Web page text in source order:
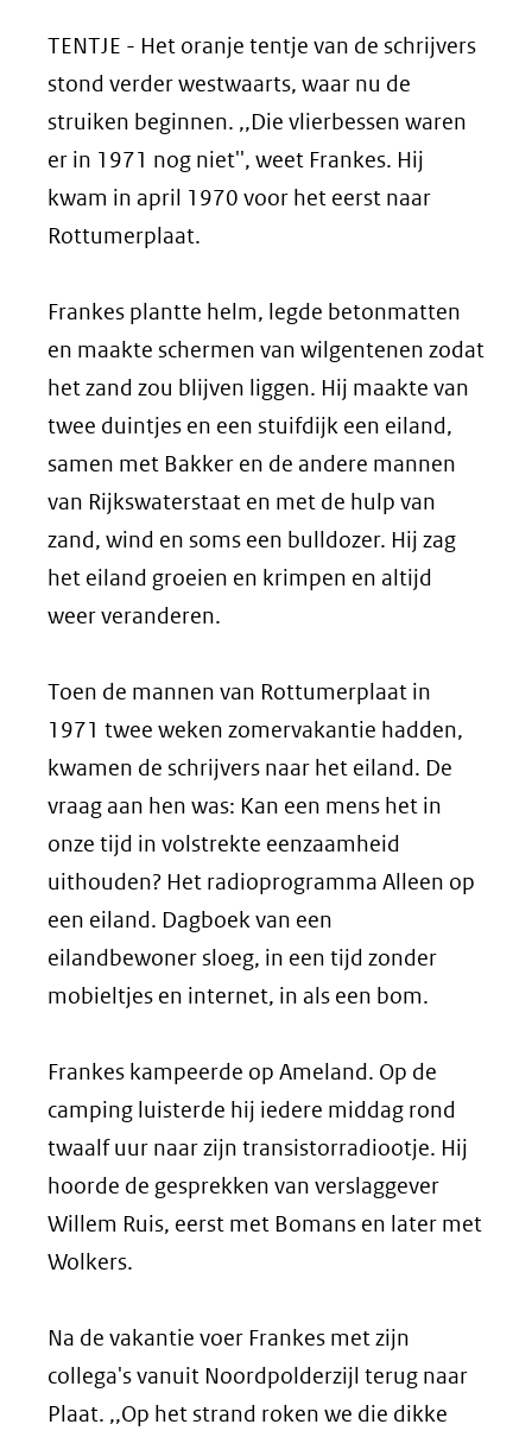
TENTJE - Het oranje tentje van de schrijvers
stond verder westwaarts, waar nu de
struiken beginnen. ,,Die vlierbessen waren
er in 1971 nog niet'', weet Frankes. Hij
kwam in april 1970 voor het eerst naar
Rottumerplaat.
Frankes plantte helm, legde betonmatten
en maakte schermen van wilgentenen zodat
het zand zou blijven liggen. Hij maakte van
twee duintjes en een stuifdijk een eiland,
samen met Bakker en de andere mannen
van Rijkswaterstaat en met de hulp van
zand, wind en soms een bulldozer. Hij zag
het eiland groeien en krimpen en altijd
weer veranderen.
Toen de mannen van Rottumerplaat in
1971 twee weken zomervakantie hadden,
kwamen de schrijvers naar het eiland. De
vraag aan hen was: Kan een mens het in
onze tijd in volstrekte eenzaamheid
uithouden? Het radioprogramma Alleen op
een eiland. Dagboek van een
eilandbewoner sloeg, in een tijd zonder
mobieltjes en internet, in als een bom.
Frankes kampeerde op Ameland. Op de
camping luisterde hij iedere middag rond
twaalf uur naar zijn transistorradiootje. Hij
hoorde de gesprekken van verslaggever
Willem Ruis, eerst met Bomans en later met
Wolkers.
Na de vakantie voer Frankes met zijn
collega's vanuit Noordpolderzijl terug naar
Plaat. ,,Op het strand roken we die dikke